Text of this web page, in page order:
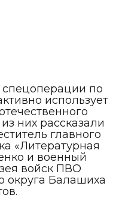
спецоперации по
использует
них рассказали
главного
«Литературная
и военный
войск ПВО
округа Балашиха